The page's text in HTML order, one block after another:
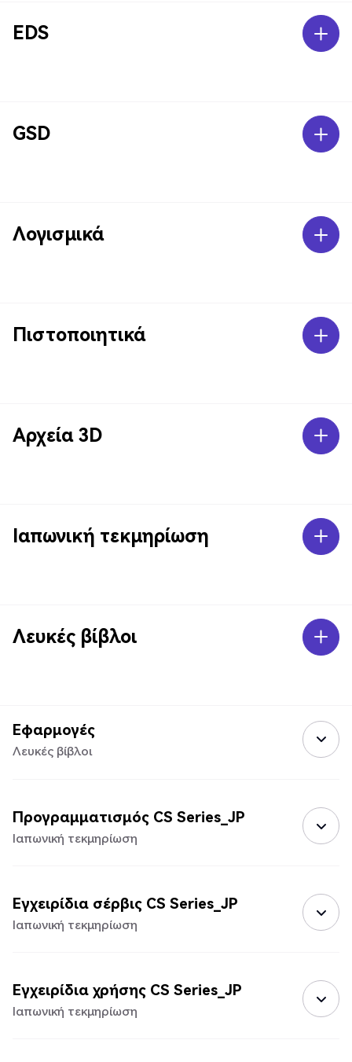
EDS
GSD
Λογισμικά
Πιστοποιητικά
Αρχεία 3D
Ιαπωνική τεκμηρίωση
Λευκές βίβλοι
Εφαρμογές
Λευκές βίβλοι
Προγραμματισμός CS Series_JP
Ιαπωνική τεκμηρίωση
Εγχειρίδια σέρβις CS Series_JP
Ιαπωνική τεκμηρίωση
Εγχειρίδια χρήσης CS Series_JP
Ιαπωνική τεκμηρίωση